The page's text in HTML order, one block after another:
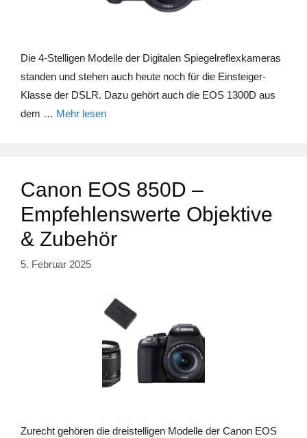
Die 4-Stelligen Modelle der Digitalen Spiegelreflexkameras
standen und stehen auch heute noch für die Einsteiger-
Klasse der DSLR. Dazu gehört auch die EOS 1300D aus
dem … Mehr lesen
Canon EOS 850D –
Empfehlenswerte Objektive
& Zubehör
5. Februar 2025
Zurecht gehören die dreistelligen Modelle der Canon EOS